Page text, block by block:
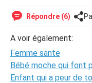
Répondre (6)
A voir également:
Femme sante
Bébé moche qui font
Enfant qui a peur de